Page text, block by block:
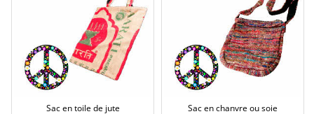
Sac en toile de jute Sac en chanvre ou soie